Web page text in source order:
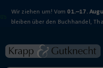
Wir ziehen um! Vom 01.–17.
bleiben über den Buchhandel,